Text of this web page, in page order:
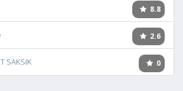
8.8
2.6
0
SAKSIK